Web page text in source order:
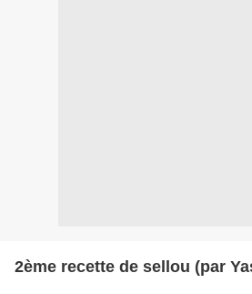
2ème recette de sellou (par